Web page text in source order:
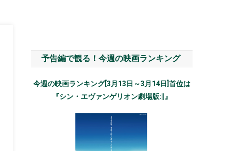
予告編で観る！今週の映画ランキング
今週の映画ランキング[3月13日～3月14日]首位は
『シン・エヴァンゲリオン劇場版:||』